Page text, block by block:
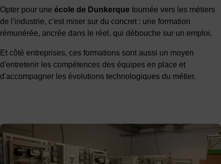
Opter pour une école de Dunkerque tournée vers les métiers
de l'industrie, c'est miser sur du concret : une formation
rémunérée, ancrée dans le réel, qui débouche sur un emploi.
Et côté entreprises, ces formations sont aussi un moyen
d'entretenir les compétences des équipes en place et
d'accompagner les évolutions technologiques du métier.